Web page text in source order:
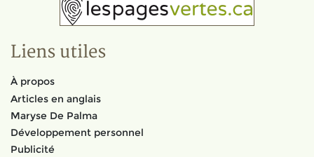
Liens utiles
À propos
Articles en anglais
Maryse De Palma
Développement personnel
Publicité